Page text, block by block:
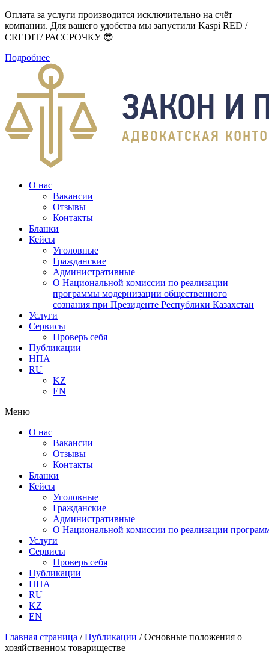
Оплата за услуги производится исключительно на счёт
компании. Для вашего удобства мы запустили Kaspi RED /
CREDIT/ РАССРОЧКУ 😎
Подробнее
О нас
Вакансии
Отзывы
Контакты
Бланки
Кейсы
Уголовные
Гражданские
Административные
О Национальной комиссии по реализации
программы модернизации общественного
сознания при Президенте Республики Казахстан
Услуги
Сервисы
Проверь себя
Публикации
НПА
RU
KZ
EN
Меню
О нас
Вакансии
Отзывы
Контакты
Бланки
Кейсы
Уголовные
Гражданские
Административные
О Национальной комиссии по реализации
Услуги
Сервисы
Проверь себя
Публикации
НПА
RU
KZ
EN
Главная страница /Публикации /Основные положения о
хозяйственном товариществе